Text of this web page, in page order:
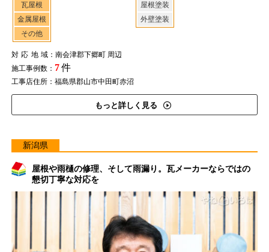
瓦屋根
金属屋根
その他
屋根塗装
外壁塗装
対応地域：南会津郡下郷町 周辺
施工事例数： 7件
工事店住所：福島県郡山市中田町赤沼
もっと詳しく見る
新潟県
屋根や雨樋の修理、そして雨漏り。瓦メーカーならではの
懇切丁寧な対応を